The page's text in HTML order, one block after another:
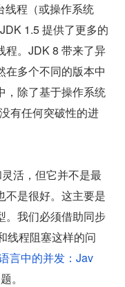
线程（或操作系统
1.5 提供了更多的
程。JDK 8 带来了异
在多个不同的版本中
，除了基于操作系统
有任何突破性的进
活，但它并不是最
不是很好。这主要是
。我们必须借助同步
线程阻塞这样的问
言中的并发：Jav
。